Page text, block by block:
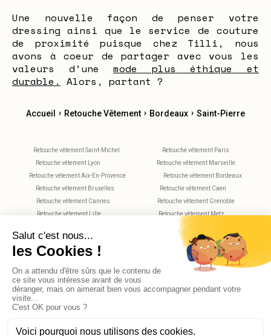
Une nouvelle façon de penser votre
dressing ainsi que le service de couture
de proximité puisque chez Tilli, nous
avons à coeur de partager avec vous les
valeurs d’unemode plus éthique et
durable. Alors, partant ?
Accueil › Retouche Vêtement › Bordeaux › Saint-Pierre
Retouche vêtement Saint-Michel
Retouche vêtement Paris
Retouche vêtement Lyon
Retouche vêtement Marseille
Retouche vêtement Aix-En-Provence
Retouche vêtement Bordeaux
Retouche vêtement Bruxelles
Retouche vêtement Caen
Retouche vêtement Cannes
Retouche vêtement Grenoble
Retouche vêtement Lille
Retouche vêtement Metz
Retouche vêtement Nantes
Retouche vêtement Nice
Retouche vêtement Nimes
Retouche vêtement Rennes
Retouche vêtement Rouen
Retouche vêtement Toulouse
Retouche vêtement Tours